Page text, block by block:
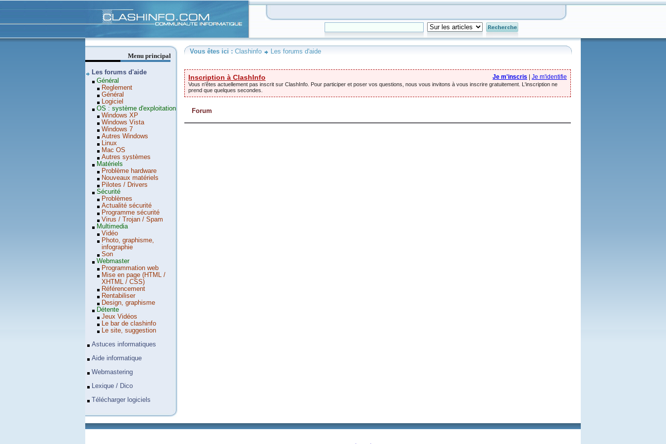
Vous êtes ici : Clashinfo Les forums d'aide
Je m'inscris Je m'identifie
Inscription à ClashInfo
Vous n'êtes actuellement pas inscrit sur ClashInfo. Pour participer et poser vos questions, nous vous invitons à vous inscrire gratuitement. L'inscription ne
prend que quelques secondes.
Forum
Menu principal
Les forums d'aide
Général
Reglement
Général
Logiciel
OS : système d'exploitation
Windows XP
Windows Vista
Windows 7
Autres Windows
Linux
Mac OS
Autres systèmes
Matériels
Problème hardware
Nouveaux matériels
Pilotes / Drivers
Sécurité
Problèmes
Actualité sécurité
Programme sécurité
Virus / Trojan / Spam
Multimedia
Vidéo
Photo, graphisme,
infographie
Son
Webmaster
Programmation web
Mise en page (HTML /
XHTML / CSS)
Référencement
Rentabiliser
Design, graphisme
Détente
Jeux Vidéos
Le bar de clashinfo
Le site, suggestion
Astuces informatiques
Aide informatique
Webmastering
Lexique / Dico
Télécharger logiciels